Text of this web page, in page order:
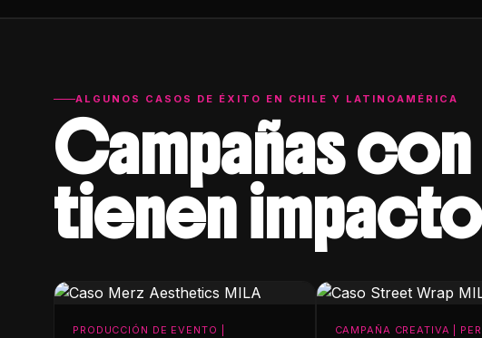
ALGUNOS CASOS DE ÉXITO EN CHILE Y LATINOAMÉRICA
Campañas con
tienen impacto
PRODUCCIÓN DE EVENTO |
CAMPAÑA CREATIVA |